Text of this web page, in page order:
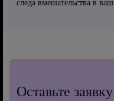
следа вмешательства в
Оставьте